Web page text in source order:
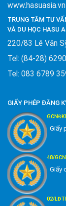
www.hasuasia.vn
TRUNG TÂM TƯ
VÀ DU HỌC HASU
220/83 Lê Văn
Tel: (84-28)
Tel: 083 6789
GIẤY PHÉP ĐĂNG
Giấy
48/
Giấy
02/